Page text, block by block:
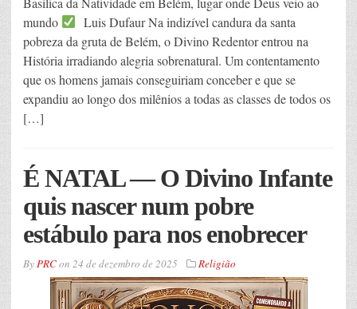
mundo
Luis Dufaur Na indizível candura da santa
pobreza da gruta de Belém, o Divino Redentor entrou na
História irradiando alegria sobrenatural. Um contentamento
que os homens jamais conseguiriam conceber e que se
expandiu ao longo dos milênios a todas as classes de todos os
[…]
É NATAL — O Divino Infante
quis nascer num pobre
estábulo para nos enobrecer
ByPRCon 24 de dezembro de 2025 Religião